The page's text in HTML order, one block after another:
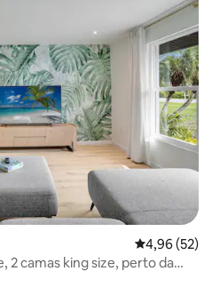
4,96 de uma
4,96 (52)
2 camas king size, perto da